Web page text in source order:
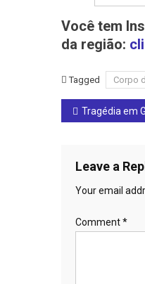
Você tem
da região:
Tagged Corpo
Post
Tragédia em Goianésia: caminhão passa por cima da
Leave a
Your email
Comment*